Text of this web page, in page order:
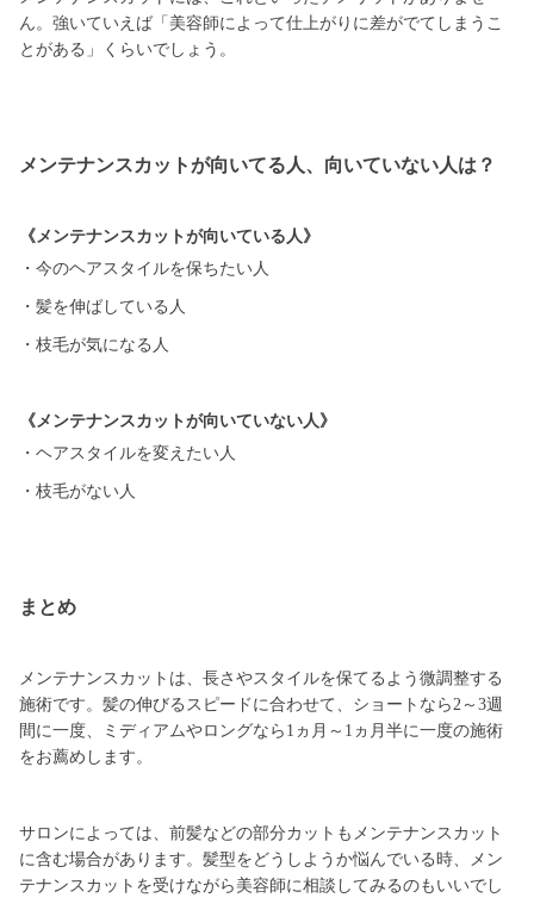
ん。強いていえば「美容師によって仕上がりに差がでてしまうこ
とがある」くらいでしょう。
メンテナンスカットが向いてる人、向いていない人は？
《メンテナンスカットが向いている人》
・今のヘアスタイルを保ちたい人
・髪を伸ばしている人
・枝毛が気になる人
《メンテナンスカットが向いていない人》
・ヘアスタイルを変えたい人
・枝毛がない人
まとめ
メンテナンスカットは、長さやスタイルを保てるよう微調整する
施術です。髪の伸びるスピードに合わせて、ショートなら2～3週
間に一度、ミディアムやロングなら1ヵ月～1ヵ月半に一度の施術
をお薦めします。
サロンによっては、前髪などの部分カットもメンテナンスカット
に含む場合があります。髪型をどうしようか悩んでいる時、メン
テナンスカットを受けながら美容師に相談してみるのもいいでし